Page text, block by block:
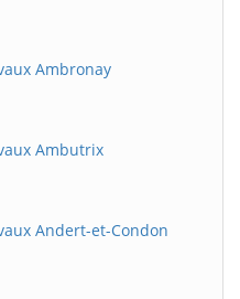
Ambronay
Ambutrix
Andert-et-Condon